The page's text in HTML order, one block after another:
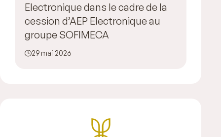
Electronique dans le cadre de la
cession d’AEP Electronique au
groupe SOFIMECA
29 mai 2026